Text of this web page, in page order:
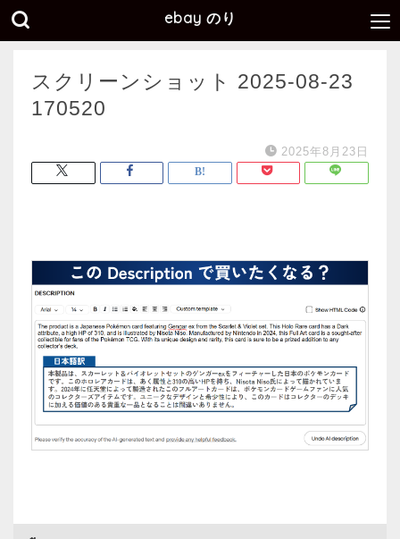
ebay のり
スクリーンショット 2025-08-23
170520
2025年8月23日